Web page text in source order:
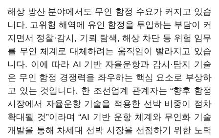
해상 방산 분야에서도 무인 함정 수요가 커지고 있습
니다. 고위험 해역에 유인 함정을 투입하는 부담이 커
지면서 정찰·감시, 기뢰 탐색, 해상 차단 등 위험 임무
를 무인 체계로 대체하려는 움직임이 빨라지고 있습
니다. 이에 따라 AI 기반 자율운항과 감시·탐지 기술
은 무인 함정 경쟁력을 좌우하는 핵심 요소로 부상하
고 있는 것입니다. 한 조선업계 관계자는 “향후 함정
시장에서 자율운항 기술을 적용한 선박 비중이 점차
확대될 것”이라며 “AI 기반 운항 체계와 무인화 기술
개발을 통해 차세대 선박 시장을 선점하기 위한 노력